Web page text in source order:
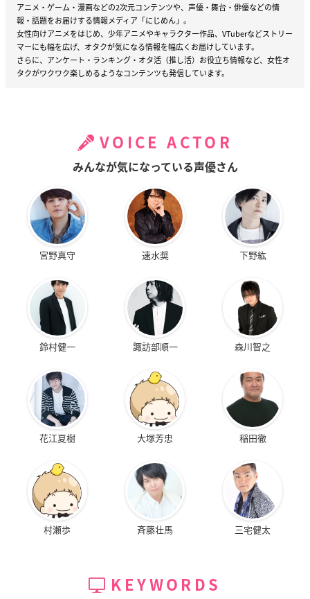
アニメ・ゲーム・漫画などの2次元コンテンツや、声優・舞台・俳優などの情
報・話題をお届けする情報メディア「にじめん」。
女性向けアニメをはじめ、少年アニメやキャラクター作品、VTuberなどストリー
マーにも幅を広げ、オタクが気になる情報を幅広くお届けしています。
さらに、アンケート・ランキング・オタ活（推し活）お役立ち情報など、女性オ
タクがワクワク楽しめるようなコンテンツも発信しています。
VOICE ACTOR
みんなが気になっている声優さん
宮野真守 速水奨 下野紘
鈴村健一 諏訪部順一 森川智之
花江夏樹 大塚芳忠 稲田徹
村瀬歩 斉藤壮馬 三宅健太
KEYWORDS